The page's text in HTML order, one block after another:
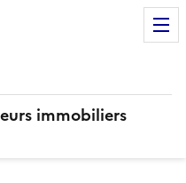
immobiliers